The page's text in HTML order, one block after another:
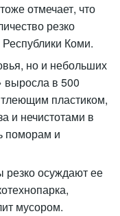
отмечает, что
резко
Коми.
но и небольших
выросла в 500
пластиком,
и нечистотами в
поморам и
резко осуждают ее
мусором.